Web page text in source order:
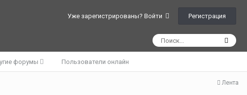
Уже зарегистрированы? Войти Регистрация
форумы Пользователи онлайн
Лента